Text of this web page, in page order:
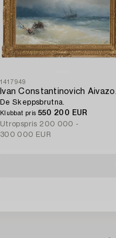
1417949
De Skeppsbrutna.
Klubbat pris 550 200 EUR
Utropspris 200 000 -
300 000 EUR